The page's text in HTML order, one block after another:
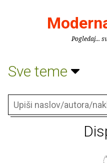
Pogledaj...
Sve teme